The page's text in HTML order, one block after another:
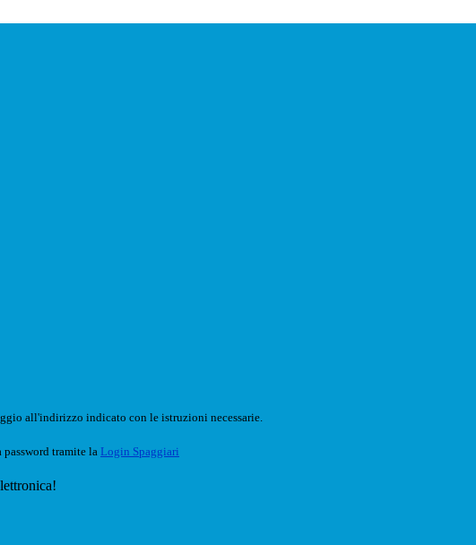
all'indirizzo indicato con le istruzioni necessarie.
tramite la Login Spaggiari